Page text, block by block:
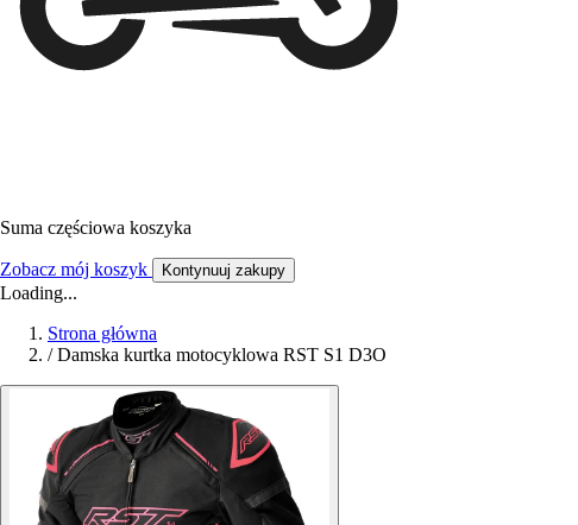
Suma częściowa koszyka
Zobacz mój koszyk Kontynuuj zakupy
Loading...
Strona główna
/ Damska kurtka motocyklowa RST S1 D3O